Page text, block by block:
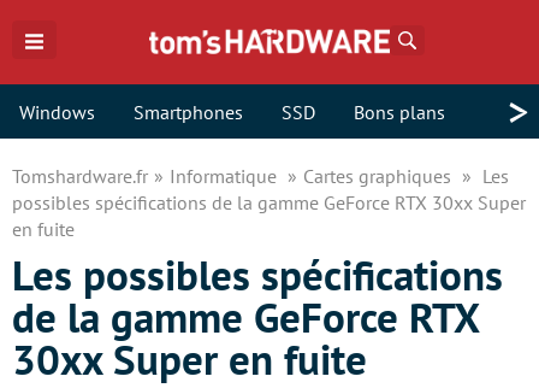
Windows Smartphones SSD Bons plans >
Tomshardware.fr Informatique Cartes graphiques
Les
possibles spécifications de la gamme GeForce RTX 30xx Super
en fuite
Les possibles spécifications
de la gamme GeForce RTX
30xx Super en fuite